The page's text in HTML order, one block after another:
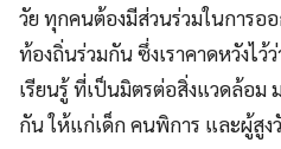
วัย ทุกคนต้องมีส่วนร่วมในการ
ท้องถิ่นร่วมกัน ซึ่งเราคาดหวังไว้
เรียนรู้ ที่เป็นมิตรต่อสิ่งแวดล้อ
กัน ให้แก่เด็ก คนพิการ และผู้สูง